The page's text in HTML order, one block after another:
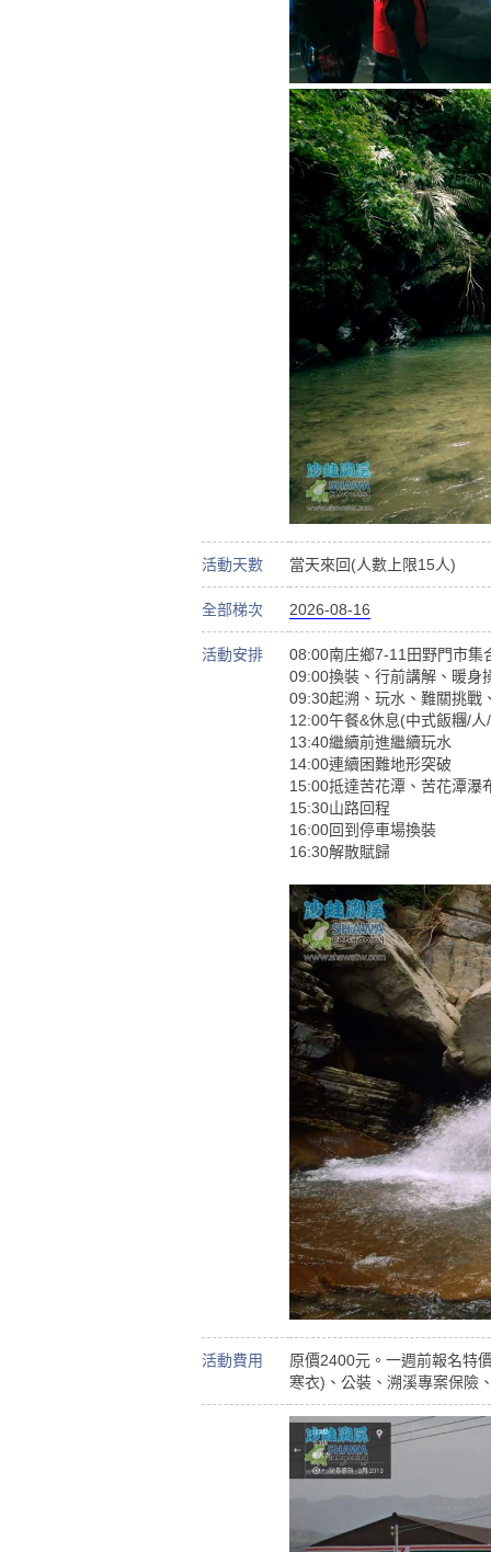
活動天數 當天來回(人數上限15人)
全部梯次 2026-08-16
活動安排
08:00南庄鄉7-11田野門市集
09:00換裝、行前講解、暖身
09:30起溯、玩水、難關挑戰
12:00午餐&休息(中式飯糰/人
13:40繼續前進繼續玩水
14:00連續困難地形突破
15:00抵達苦花潭、苦花潭瀑
15:30山路回程
16:00回到停車場換裝
16:30解散賦歸
活動費用
原價2400元。一週前報名特
寒衣)、公裝、溯溪專案保險